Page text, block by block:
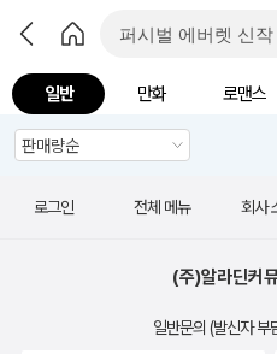
일반 만화 로맨스
로그인 전체 메뉴 회사
(주)알라딘커
일반문의 (발신자 부